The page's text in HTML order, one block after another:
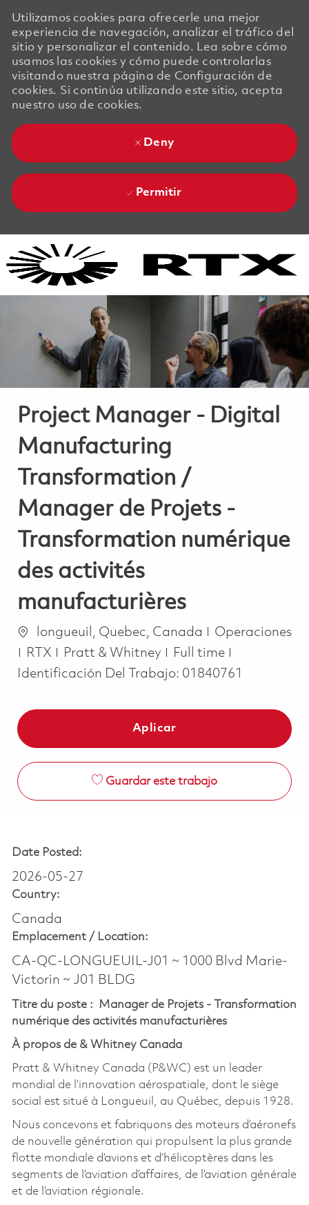
Utilizamos cookies para ofrecerle una mejor
experiencia de navegación, analizar el tráfico del
sitio y personalizar el contenido. Lea sobre cómo
usamos las cookies y cómo puede controlarlas
visitando nuestra página de Configuración de
cookies. Si continúa utilizando este sitio, acepta
nuestro uso de cookies.
Deny
Permitir
Project Manager - Digital
Manufacturing
Transformation /
Manager de Projets -
Transformation numérique
des activités
manufacturières
Ubicación
longueuil, Quebec, Canada Categoría
Operaciones
RTX
Pratt & Whitney Job Type
Full time
Identificación Del Trabajo: 01840761
Aplicar
Guardar este trabajo
Date Posted:
2026-05-27
Country:
Canada
Emplacement / Location:
CA-QC-LONGUEUIL-J01 ~ 1000 Blvd Marie-
Victorin ~ J01 BLDG
Titre du poste : Manager de Projets - Transformation
numérique des activités manufacturières
À propos de & Whitney Canada
Pratt & Whitney Canada (P&WC) est un leader
mondial de l’innovation aérospatiale, dont le siège
social est situé à Longueuil, au Québec, depuis 1928.
Nous concevons et fabriquons des moteurs d’aéronefs
de nouvelle génération qui propulsent la plus grande
flotte mondiale d’avions et d’hélicoptères dans les
segments de l’aviation d’affaires, de l’aviation générale
et de l’aviation régionale.